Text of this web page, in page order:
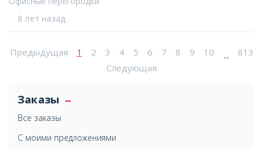
8 лет назад
Предыдущая 1 2 3 4 5 6 7 8 9 10 ...
813
Следующая
Заказы
Все заказы
С моими предложениями